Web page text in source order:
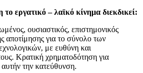
εργατικό – λαϊκό κίνημα διεκδικεί:
ουσιαστικός, επιστημονικός
αποτίμησης για το σύνολο των
με ευθύνη και
Κρατική χρηματοδότηση για
την κατεύθυνση.